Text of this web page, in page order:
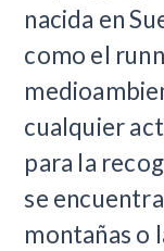
nacida en
como el
cualquier
para la
se
montañas o